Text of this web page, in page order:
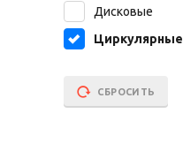
Дисковые
Циркулярные
СБРОСИТЬ